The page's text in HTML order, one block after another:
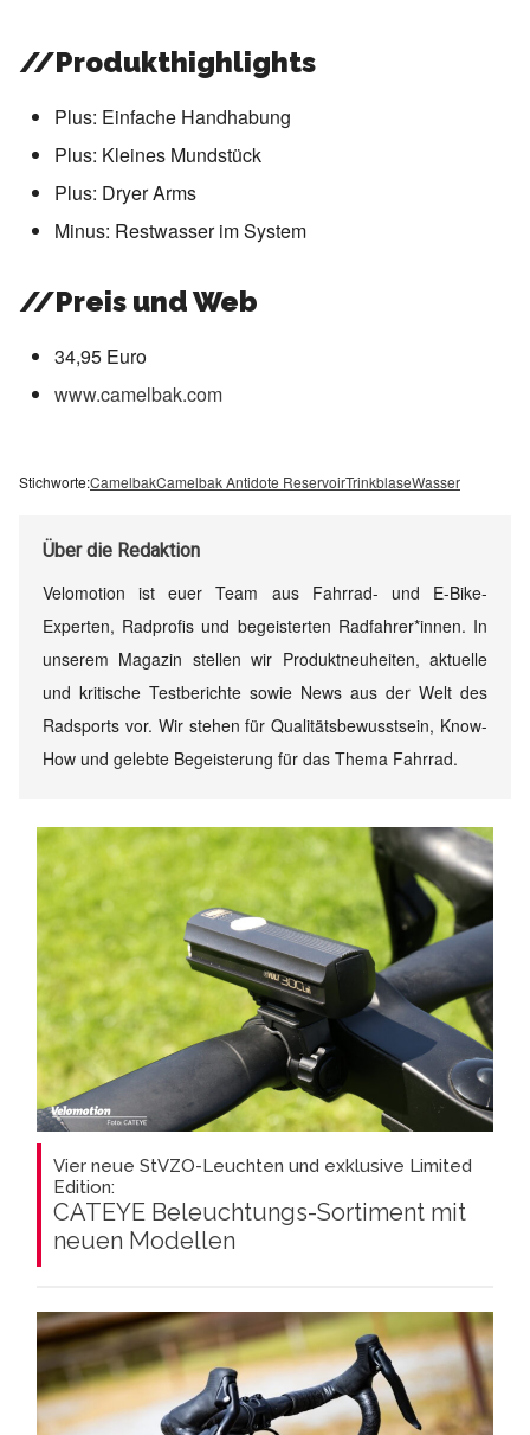
//Produkthighlights
Plus: Einfache Handhabung
Plus: Kleines Mundstück
Plus: Dryer Arms
Minus: Restwasser im System
//Preis und Web
34,95 Euro
www.camelbak.com
Stichworte:CamelbakCamelbak Antidote ReservoirTrinkblaseWasser
Überdie Redaktion
Velomotion ist euer Team aus Fahrrad- und E-Bike-
Experten, Radprofis und begeisterten Radfahrer*innen. In
unserem Magazin stellen wir Produktneuheiten, aktuelle
und kritische Testberichte sowie News aus der Welt des
Radsports vor. Wir stehen für Qualitätsbewusstsein, Know-
How und gelebte Begeisterung für das Thema Fahrrad.
Vier neue StVZO-Leuchten und exklusive Limited
Edition:
CATEYE Beleuchtungs-Sortiment mit
neuen Modellen